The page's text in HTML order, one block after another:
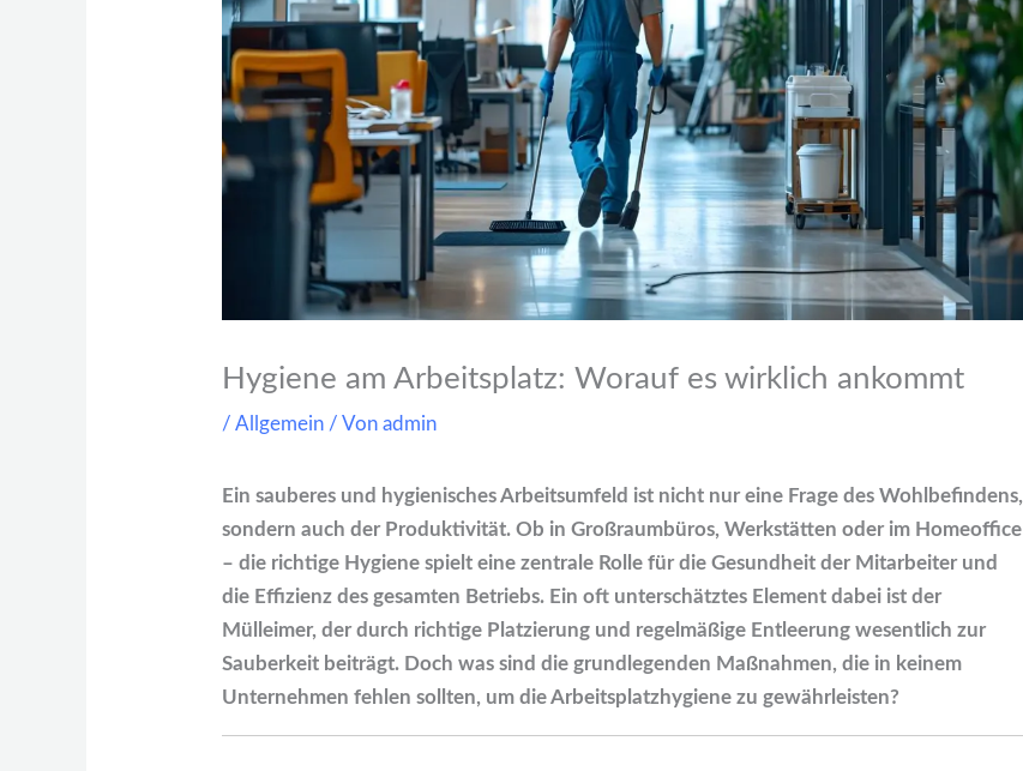
Hygiene am Arbeitsplatz: Worauf es wirklich ankommt
/Allgemein / Vonadmin
Ein sauberes und hygienisches Arbeitsumfeld ist nicht nur eine Frage des Wohlbefindens,
sondern auch der Produktivität. Ob in Großraumbüros, Werkstätten oder im Homeoffice
– die richtige Hygiene spielt eine zentrale Rolle für die Gesundheit der Mitarbeiter und
die Effizienz des gesamten Betriebs. Ein oft unterschätztes Element dabei ist der
Mülleimer, der durch richtige Platzierung und regelmäßige Entleerung wesentlich zur
Sauberkeit beiträgt. Doch was sind die grundlegenden Maßnahmen, die in keinem
Unternehmen fehlen sollten, um die Arbeitsplatzhygiene zu gewährleisten?